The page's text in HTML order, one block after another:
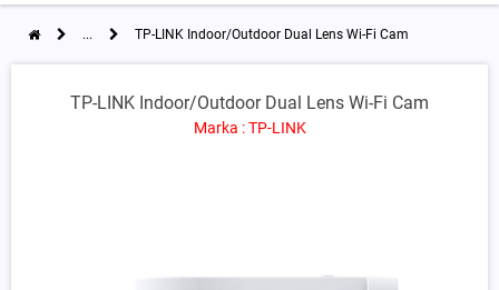
... TP-LINK Indoor/Outdoor Dual Lens Wi-Fi Cam
TP-LINK Indoor/Outdoor Dual Lens Wi-Fi Cam
Marka : TP-LINK